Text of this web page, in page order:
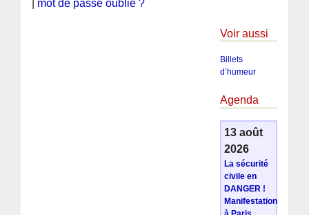
mot de passe oublié ?
Voir aussi
Billets
d’humeur
Agenda
13 août
2026
La sécurité
civile en
DANGER !
Manifestation